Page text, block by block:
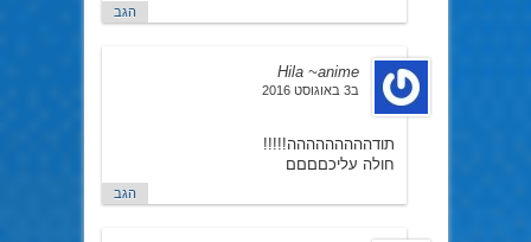
הגב
Hila ~anime
ב3 באוגוסט 2016
תודההההההההה!!!!!
חולה עליכםםםם
הגב